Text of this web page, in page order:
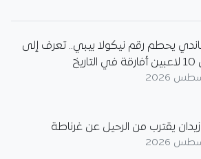
يحطم رقم نيكولا بيبي.. تعرف إلى
زيدان يقترب من الرحيل عن غرناطة